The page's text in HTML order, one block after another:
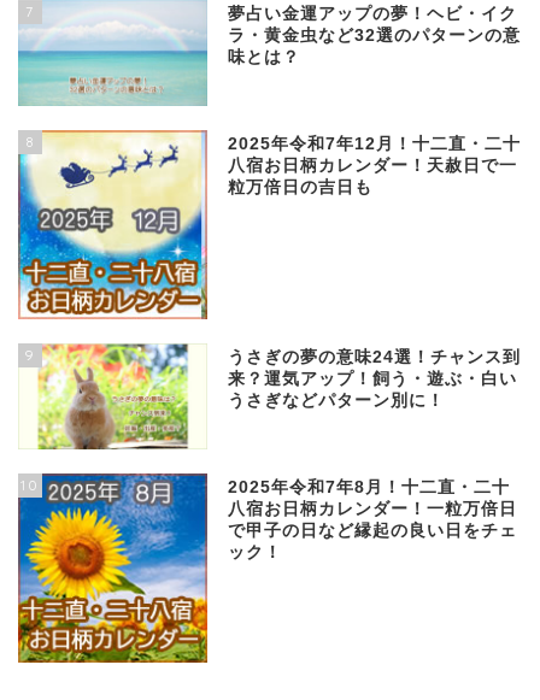
7
夢占い金運アップの夢！ヘビ・イク
ラ・黄金虫など32選のパターンの意
味とは？
8
2025年令和7年12月！十二直・二十
八宿お日柄カレンダー！天赦日で一
粒万倍日の吉日も
9
うさぎの夢の意味24選！チャンス到
来？運気アップ！飼う・遊ぶ・白い
うさぎなどパターン別に！
10
2025年令和7年8月！十二直・二十
八宿お日柄カレンダー！一粒万倍日
で甲子の日など縁起の良い日をチェ
ック！